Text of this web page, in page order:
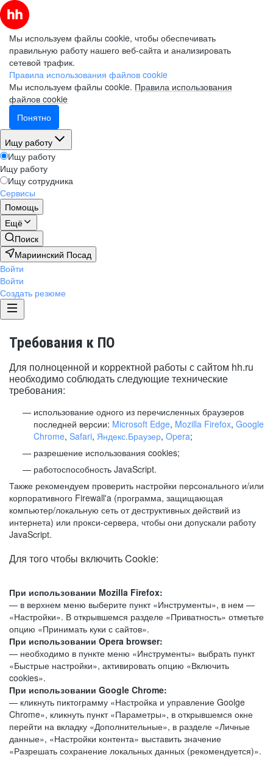
Мы используем файлы cookie, чтобы обеспечивать
правильную работу нашего веб-сайта и анализировать
сетевой трафик.
Правила использования файлов cookie
Мы используем файлы cookie. Правила использования
файлов cookie
Понятно
Ищу работу
Ищу работу
Ищу работу
Ищу сотрудника
Сервисы
Помощь
Ещё
Поиск
Мариинский Посад
Войти
Войти
Создать резюме
Требования к ПО
Для полноценной и корректной работы с сайтом hh.ru
необходимо соблюдать следующие технические
требования:
использование одного из перечисленных браузеров
последней версии: Microsoft Edge, Mozilla Firefox, Google
Chrome, Safari, Яндекс.Браузер, Opera;
разрешение использования cookies;
работоспособность JavaScript.
Также рекомендуем проверить настройки персонального и/или
корпоративного Firewall'a (программа, защищающая
компьютер/локальную сеть от деструктивных действий из
интернета) или прокси-сервера, чтобы они допускали работу
JavaScript.
Для того чтобы включить Cookie:
При использовании Mozilla Firefox:
— в верхнем меню выберите пункт «Инструменты», в нем —
«Настройки». В открывшемся разделе «Приватность» отметьте
опцию «Принимать куки с сайтов».
При использовании Opera browser:
— необходимо в пункте меню «Инструменты» выбрать пункт
«Быстрые настройки», активировать опцию «Включить
cookies».
При использовании Google Chrome:
— кликнуть пиктограмму «Настройка и управление Goolge
Chrome», кликнуть пункт «Параметры», в открывшемся окне
перейти на вкладку «Дополнительные», в разделе «Личные
данные», «Настройки контента» выставить значение
«Разрешать сохранение локальных данных (рекомендуется)».